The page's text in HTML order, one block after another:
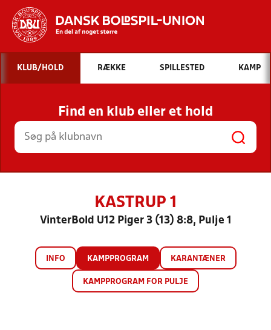
Hvad vil du søge efter?
INDHOLD OG NYHEDER
STILLINGER, RESULTATER, KLUBBER OG
HOLD
KLUB/HOLD RÆKKE SPILLESTED KAMP
Find en klub eller et hold
KASTRUP 1
VinterBold U12 Piger 3 (13) 8:8, Pulje 1
INFO KAMPPROGRAM KARANTÆNER
KAMPPROGRAM FOR PULJE